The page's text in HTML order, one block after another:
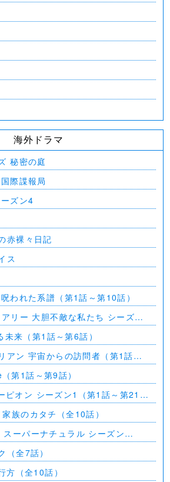
海外ドラマ
秘密の庭
際諜報局
ズン4
赤裸々日記
ス
われた系譜（第1話～第10話）
リー 大胆不敵な私たち シーズン
来（第1話～第6話）
アン 宇宙からの訪問者（第1話～
第1話～第9話）
ピオン シーズン1（第1話～第21
族のカタチ（全10話）
ーパーナチュラル シーズン
（全7話）
方（全10話）